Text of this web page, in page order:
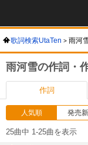
歌詞検索UtaTen 雨河
雨河雪の作詞・
作詞
人気順 発売
25曲中 1-25曲を表示